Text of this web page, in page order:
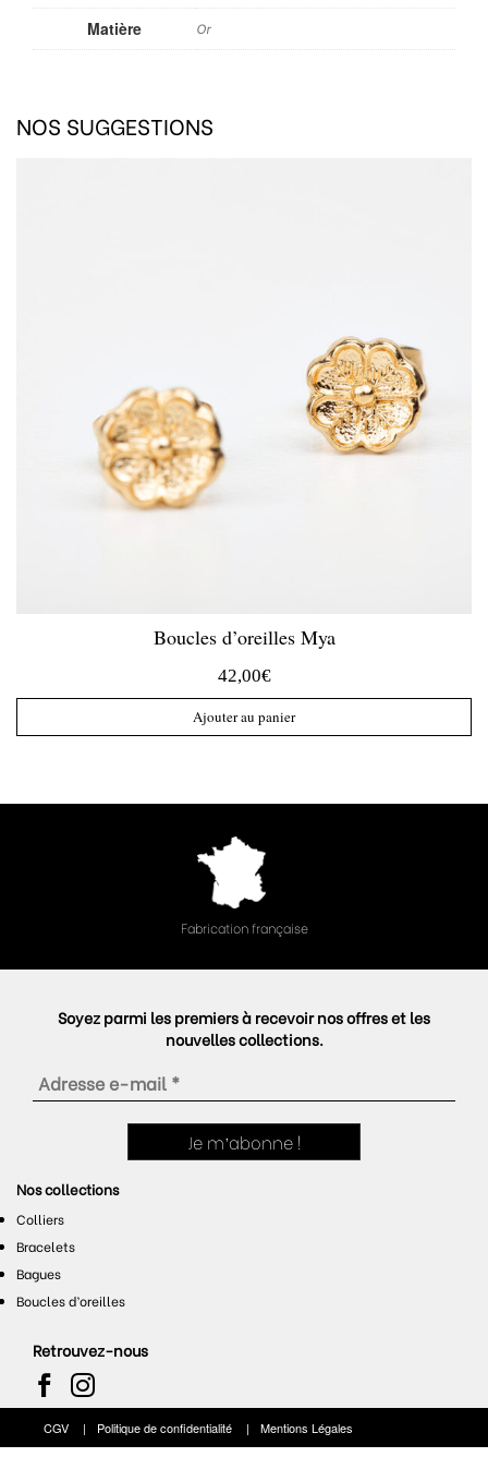
Matière Or
NOS SUGGESTIONS
Boucles d’oreilles Mya
42,00€
Ajouter au panier
Fabrication française
Soyez parmi les premiers à recevoir nos offres et les
nouvelles collections.
Nos collections
Colliers
Bracelets
Bagues
Boucles d’oreilles
Retrouvez-nous
CGV Politique de confidentialité Mentions Légales